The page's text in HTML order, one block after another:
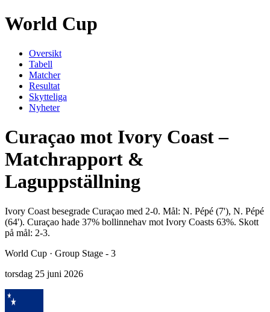
World Cup
Oversikt
Tabell
Matcher
Resultat
Skytteliga
Nyheter
Curaçao mot Ivory Coast –
Matchrapport &
Laguppställning
Ivory Coast besegrade Curaçao med 2-0. Mål: N. Pépé (7'), N. Pépé
(64'). Curaçao hade 37% bollinnehav mot Ivory Coasts 63%. Skott
på mål: 2-3.
World Cup · Group Stage - 3
torsdag 25 juni 2026